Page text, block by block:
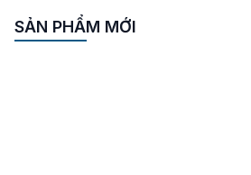
SẢN PHẨM MỚI